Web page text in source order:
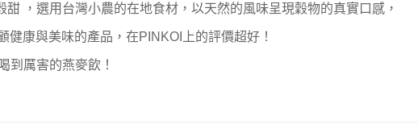
甜 ， 選用台灣小農的在地食材，以天然的風味呈現穀物的真實口感，
健康與美味的產品， 在PINKOI上的評價超好！
到厲害的燕麥飲！